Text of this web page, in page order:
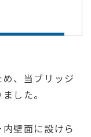
、当ブリッジ
した。
壁面に設けら